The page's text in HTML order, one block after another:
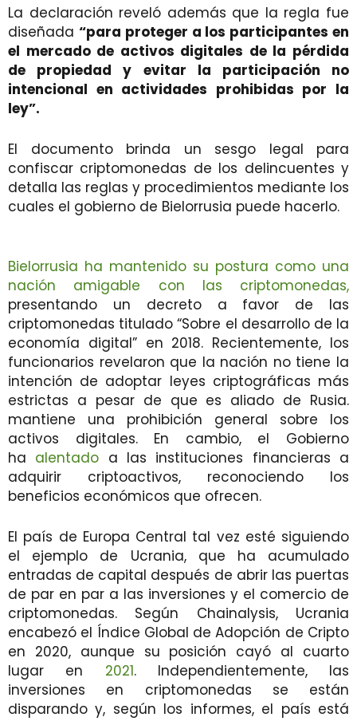
La declaración reveló además que la regla fue
diseñada “para proteger a los participantes en
el mercado de activos digitales de la pérdida
de propiedad y evitar la participación no
intencional en actividades prohibidas por la
ley”.
El documento brinda un sesgo legal para
confiscar criptomonedas de los delincuentes y
detalla las reglas y procedimientos mediante los
cuales el gobierno de Bielorrusia puede hacerlo.
Bielorrusia ha mantenido su postura como una
nación amigable con las criptomonedas,
presentando un decreto a favor de las
criptomonedas titulado “Sobre el desarrollo de la
economía digital” en 2018. Recientemente, los
funcionarios revelaron que la nación no tiene la
intención de adoptar leyes criptográficas más
estrictas a pesar de que es aliado de Rusia.
mantiene una prohibición general sobre los
activos digitales. En cambio, el Gobierno
ha alentado a las instituciones financieras a
adquirir criptoactivos, reconociendo los
beneficios económicos que ofrecen.
El país de Europa Central tal vez esté siguiendo
el ejemplo de Ucrania, que ha acumulado
entradas de capital después de abrir las puertas
de par en par a las inversiones y el comercio de
criptomonedas. Según Chainalysis, Ucrania
encabezó el Índice Global de Adopción de Cripto
en 2020, aunque su posición cayó al cuarto
lugar en 2021. Independientemente, las
inversiones en criptomonedas se están
disparando y, según los informes, el país está